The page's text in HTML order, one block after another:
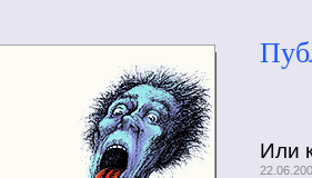
Или